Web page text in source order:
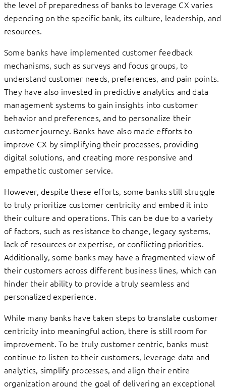
the level of preparedness of banks to leverage CX varies
depending on the specific bank, its culture, leadership, and
resources.
Some banks have implemented customer feedback
mechanisms, such as surveys and focus groups, to
understand customer needs, preferences, and pain points.
They have also invested in predictive analytics and data
management systems to gain insights into customer
behavior and preferences, and to personalize their
customer journey. Banks have also made efforts to
improve CX by simplifying their processes, providing
digital solutions, and creating more responsive and
empathetic customer service.
However, despite these efforts, some banks still struggle
to truly prioritize customer centricity and embed it into
their culture and operations. This can be due to a variety
of factors, such as resistance to change, legacy systems,
lack of resources or expertise, or conflicting priorities.
Additionally, some banks may have a fragmented view of
their customers across different business lines, which can
hinder their ability to provide a truly seamless and
personalized experience.
While many banks have taken steps to translate customer
centricity into meaningful action, there is still room for
improvement. To be truly customer centric, banks must
continue to listen to their customers, leverage data and
analytics, simplify processes, and align their entire
organization around the goal of delivering an exceptional